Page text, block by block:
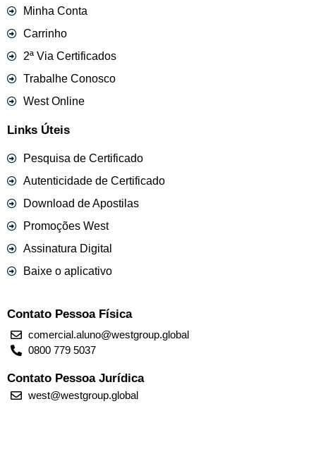
Minha Conta
Carrinho
2ª Via Certificados
Trabalhe Conosco
West Online
Links Úteis
Pesquisa de Certificado
Autenticidade de Certificado
Download de Apostilas
Promoções West
Assinatura Digital
Baixe o aplicativo
Contato Pessoa Física
comercial.aluno@westgroup.global
0800 779 5037
Contato Pessoa Jurídica
west@westgroup.global